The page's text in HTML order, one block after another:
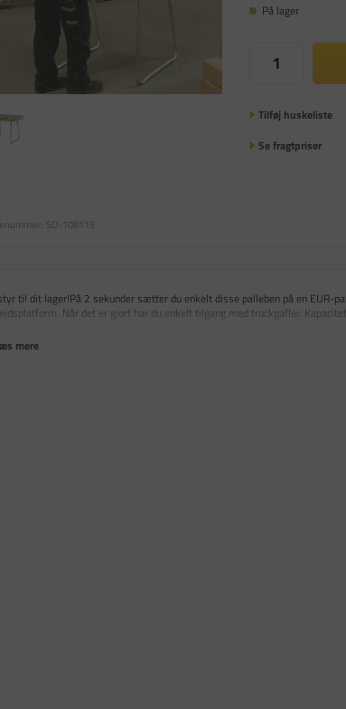
På lager
Tilføj huskeliste
Se fragtpriser
SD-108115
til dit lager!På 2 sekunder sætter du enkelt disse palleben på en EUR-
Når det er gjort har du enkelt tilgang med truckgafler.
mere